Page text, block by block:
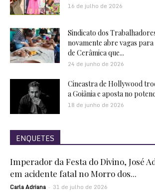
16 de julho de 2026
Sindicato dos
novamente abre vagas
de Cerâmica que...
24 de junho de 2026
Cineastra de Hollywood
a Goiânia e aposta no
18 de junho de 2026
ENQUETES
Imperador da Festa do Divino, José
em acidente fatal no Morro dos...
Carla Adriana - 31 de julho de 2026